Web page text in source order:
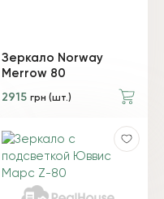
Зеркало Norway
Merrow 80
2915 грн (шт.)